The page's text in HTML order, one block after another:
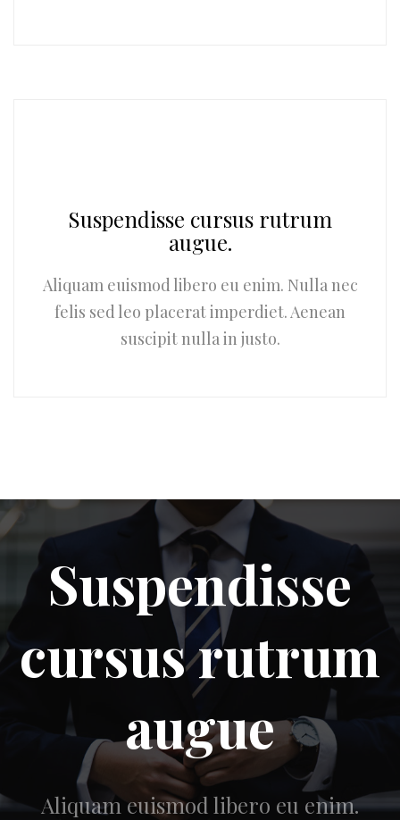
Suspendisse cursus rutrum
augue.
Aliquam euismod libero eu enim. Nulla nec
felis sed leo placerat imperdiet. Aenean
suscipit nulla in justo.
Suspendisse
cursus rutrum
augue
Aliquam euismod libero eu enim.